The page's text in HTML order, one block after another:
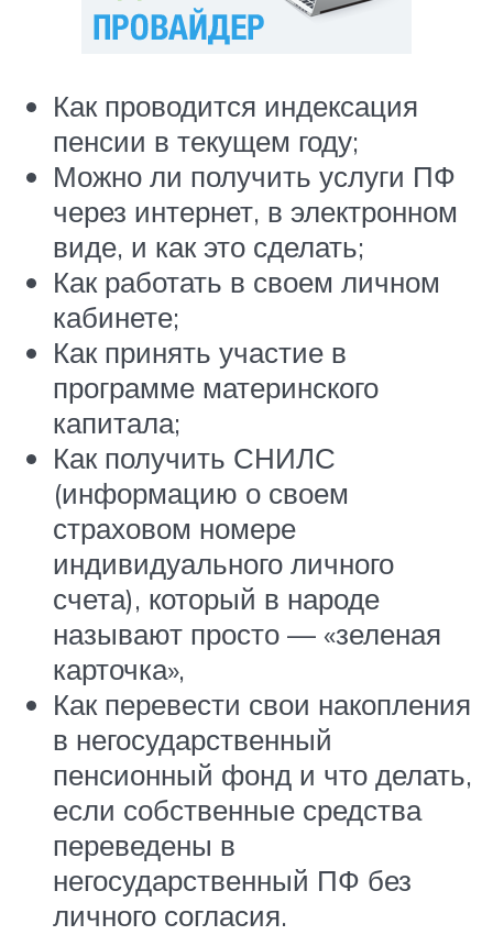
Как проводится индексация
пенсии в текущем году;
Можно ли получить услуги ПФ
через интернет, в электронном
виде, и как это сделать;
Как работать в своем личном
кабинете;
Как принять участие в
программе материнского
капитала;
Как получить СНИЛС
(информацию о своем
страховом номере
индивидуального личного
счета), который в народе
называют просто — «зеленая
карточка»,
Как перевести свои накопления
в негосударственный
пенсионный фонд и что делать,
если собственные средства
переведены в
негосударственный ПФ без
личного согласия.